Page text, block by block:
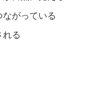
がっている
れる